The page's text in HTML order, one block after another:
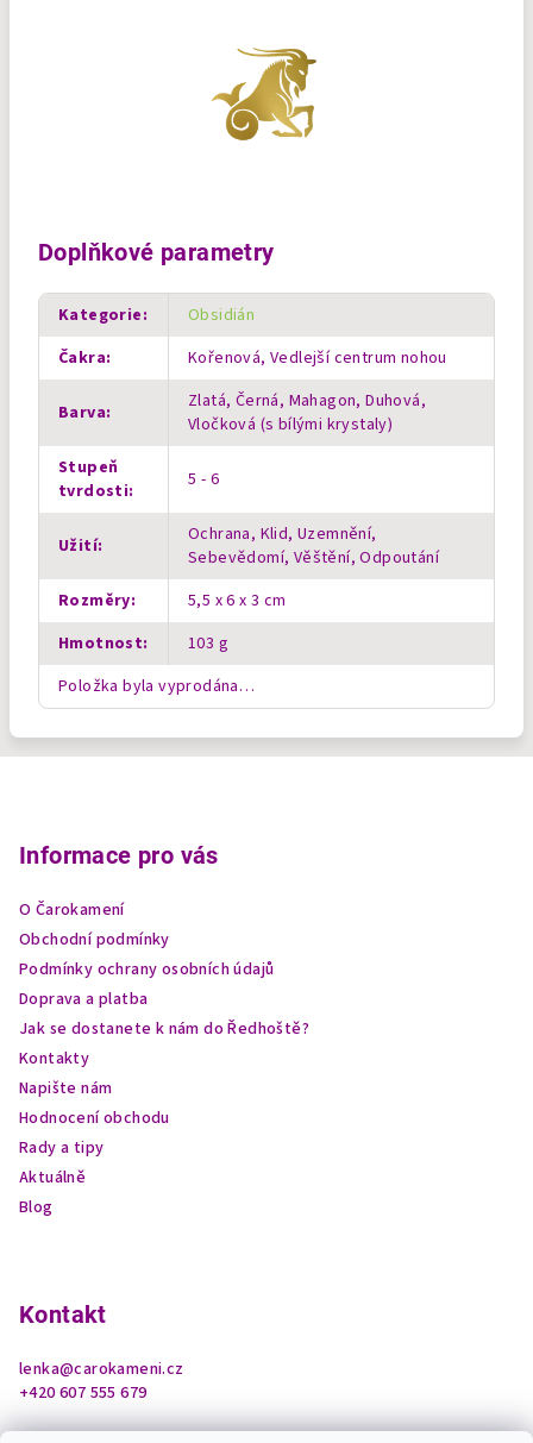
Doplňkové parametry
Kategorie:
Obsidián
Čakra: Kořenová, Vedlejší centrum nohou
Barva:
Zlatá, Černá, Mahagon, Duhová,
Vločková (s bílými krystaly)
Stupeň
tvrdosti: 5 - 6
Užití:
Ochrana, Klid, Uzemnění,
Sebevědomí, Věštění, Odpoutání
Rozměry:
5,5 x 6 x 3 cm
Hmotnost:
103 g
Položka byla vyprodána…
Informace pro vás
O Čarokamení
Obchodní podmínky
Podmínky ochrany osobních údajů
Doprava a platba
Jak se dostanete k nám do Ředhoště?
Kontakty
Napište nám
Hodnocení obchodu
Rady a tipy
Aktuálně
Blog
Kontakt
lenka@carokameni.cz
+420 607 555 679